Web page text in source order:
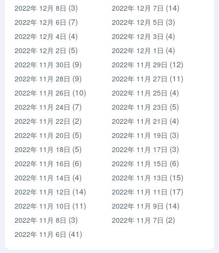
2022年 12月 8日 (3) 2022年 12月 7日 (14)
2022年 12月 6日 (7) 2022年 12月 5日 (3)
2022年 12月 4日 (4) 2022年 12月 3日 (4)
2022年 12月 2日 (5) 2022年 12月 1日 (4)
2022年 11月 30日 (9) 2022年 11月 29日 (12)
2022年 11月 28日 (9) 2022年 11月 27日 (11)
2022年 11月 26日 (10) 2022年 11月 25日 (4)
2022年 11月 24日 (7) 2022年 11月 23日 (5)
2022年 11月 22日 (2) 2022年 11月 21日 (4)
2022年 11月 20日 (5) 2022年 11月 19日 (3)
2022年 11月 18日 (5) 2022年 11月 17日 (3)
2022年 11月 16日 (6) 2022年 11月 15日 (6)
2022年 11月 14日 (4) 2022年 11月 13日 (15)
2022年 11月 12日 (14) 2022年 11月 11日 (17)
2022年 11月 10日 (11) 2022年 11月 9日 (14)
2022年 11月 8日 (3) 2022年 11月 7日 (2)
2022年 11月 6日 (41)